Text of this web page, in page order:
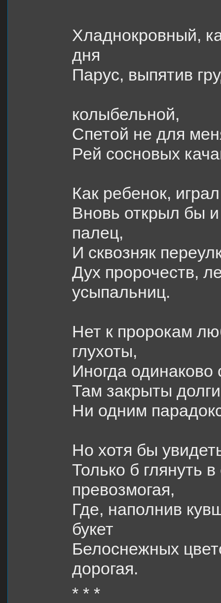
Хладнокровный,
дня
Парус, выпятив
колыбельной,
Спетой не для
Рей сосновых
Как ребенок,
Вновь открыл бы
палец,
И сквозняк
Дух пророчеств,
усыпальниц.
Нет к пророкам
глухоты,
Иногда одинаково
Там закрыты
Ни одним
Но хотя бы
Только б глянуть
превозмогая,
Где, наполнив
букет
Белоснежных
дорогая.
* * *